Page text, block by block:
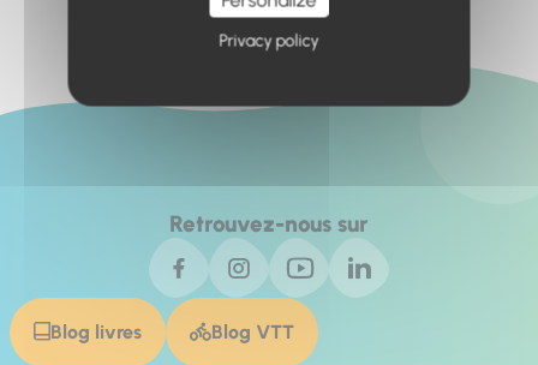
Retrouvez-nous sur
Blog livres Blog VTT
Privacy policy